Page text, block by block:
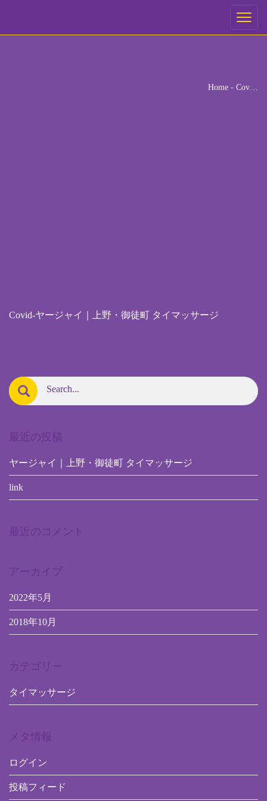
Toggle
Home - Cov…
Covid-ヤージャイ｜上野・御徒町 タイマッサージ
最近の投稿
ヤージャイ｜上野・御徒町 タイマッサージ
link
最近のコメント
アーカイブ
2022年5月
2018年10月
カテゴリー
タイマッサージ
メタ情報
ログイン
投稿フィード